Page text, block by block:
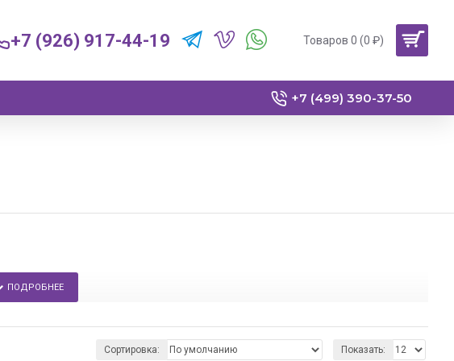
+7 (926) 917-44-19 Товаров 0 (0 ₽)
+7 (499) 390-37-50
обвесы для своего автомобиля.
Сортировка: Показать: